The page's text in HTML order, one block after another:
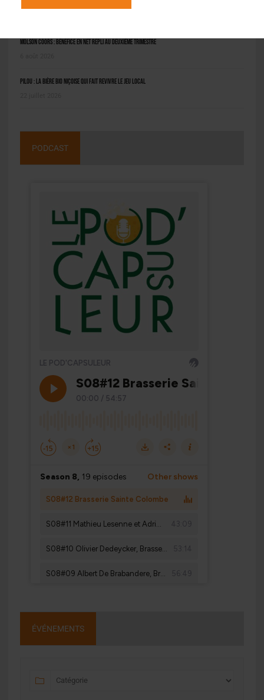
Molson Coors : bénéfice en net repli au deuxième trimestre
Pilou : la bière bio niçoise qui fait revivre le jeu local
PODCAST
ÉVÉNEMENTS